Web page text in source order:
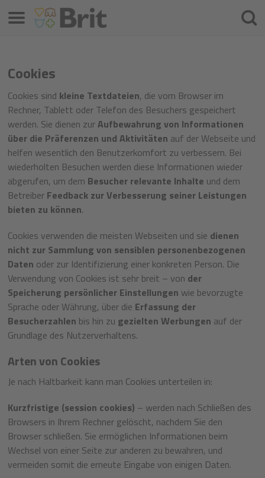
Cookies
Cookies sind kleine Textdateien, die vom Browser im
Rechner, Tablett oder Telefon des Besuchers gespeichert
werden. Sie dienen zurAufbewahrung von Informationen
über die Präferenzen und Aktivitäten auf der Webseite und
helfen wesentlich den Benutzerkomfort zu verbessern. Bei
wiederholten Besuchen werden diese Informationen wieder
abgerufen, um dem Besucher relevante Inhalte und dem
Betreiber Feedback zur Verbesserung seiner Leistungen
bieten zu können.
Cookies verwenden die meisten Webseiten und sie dienen
nicht zur Sammlung von sensiblen personenbezogenen
Daten oder zur Identifizierung einer konkreten Person. Die
Verwendung von Cookies ist sehr breit – von der
Speicherung persönlicher Einstellungen wie bevorzugte
Sprache oder Währung, über die Erfassung der
Besucherzahlen bis hin zu gezielten Werbungen auf der
Grundlage des Nutzerverhaltens.
Arten von Cookies
Je nach Haltbarkeit kann man Cookies unterteilen in:
Kurzfristige (session cookies) – werden nach Schließen des
Browsers in Ihrem Rechner gelöscht, nachdem Sie den
Browser schließen. Sie ermöglichen Informationen beim
Wechsel von einer Seite zur anderen zu bewahren, und
vermeiden somit die erneute Eingabe von einigen Daten.
Menü